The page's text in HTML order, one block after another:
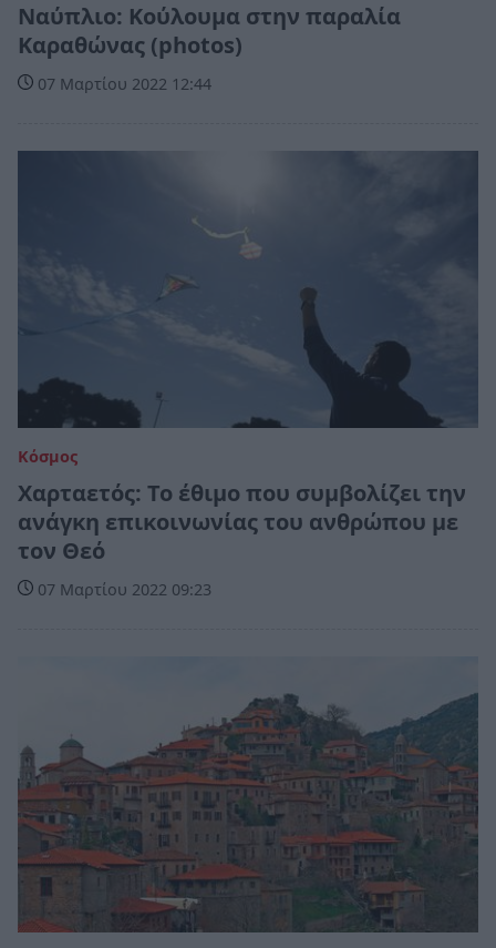
Ναύπλιο: Κούλουμα στην παραλία
Καραθώνας (photos)
07 Μαρτίου 2022 12:44
Κόσμος
Χαρταετός: Το έθιμο που συμβολίζει την
ανάγκη επικοινωνίας του ανθρώπου με
τον Θεό
07 Μαρτίου 2022 09:23